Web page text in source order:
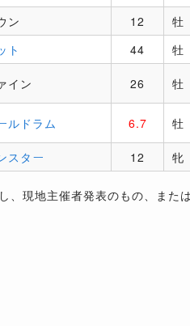
ン 12 牡
ト 44 牡
イン 26 牡
ルドラム 6.7 牡
スター 12 牝
、現地主催者発表のもの、ま